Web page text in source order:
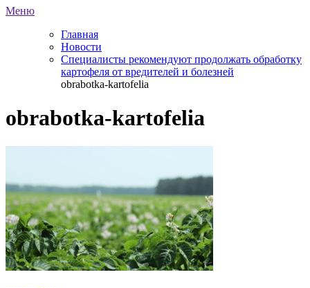
Меню
Главная
Новости
Специалисты рекомендуют продолжать обработку
картофеля от вредителей и болезней
obrabotka-kartofelia
obrabotka-kartofelia